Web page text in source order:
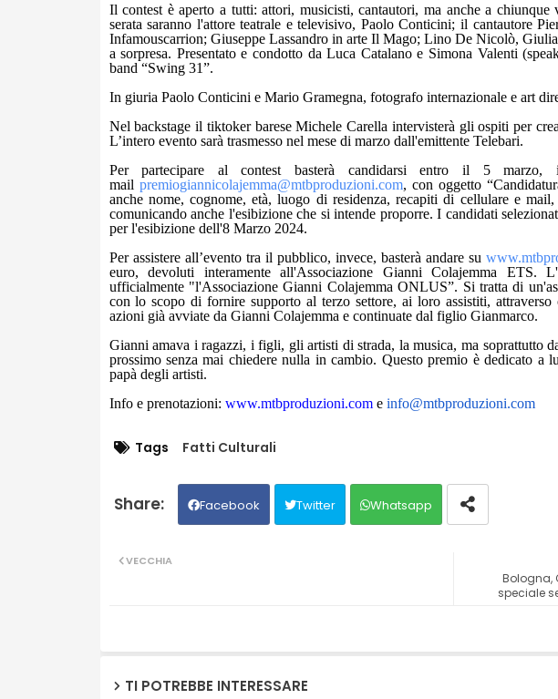
Il contest è aperto a tutti: attori, musicisti, cantautori, ma anche a
serata saranno l'attore teatrale e televisivo, Paolo Conticini; il cantautore
Infamouscarrion; Giuseppe Lassandro in arte Il Mago; Lino De Nicolò,
a sorpresa. Presentato e condotto da Luca Catalano e Simona Valenti
band “Swing 31”.
In giuria Paolo Conticini e Mario Gramegna, fotografo internazionale e art
Nel backstage il tiktoker barese Michele Carella intervisterà gli ospiti per
L’intero evento sarà trasmesso nel mese di marzo dall'emittente Telebari.
Per partecipare al contest basterà candidarsi entro il 5 marzo,
mail premiogiannicolajemma@mtbproduzioni.com, con oggetto
anche nome, cognome, età, luogo di residenza, recapiti di cellulare e
comunicando anche l'esibizione che si intende proporre. I candidati
per l'esibizione dell'8 Marzo 2024.
Per assistere all’evento tra il pubblico, invece, basterà andare su
euro, devoluti interamente all'Associazione Gianni Colajemma ETS.
ufficialmente "l'Associazione Gianni Colajemma ONLUS”. Si tratta di
con lo scopo di fornire supporto al terzo settore, ai loro assistiti,
azioni già avviate da Gianni Colajemma e continuate dal figlio Gianmarco.
Gianni amava i ragazzi, i figli, gli artisti di strada, la musica, ma soprattutto
prossimo senza mai chiedere nulla in cambio. Questo premio è dedicato a
papà degli artisti.
Info e prenotazioni: www.mtbproduzioni.come info@mtbproduzioni.com
Tags Fatti Culturali
Facebook Twitter Whatsapp
Bologna,
speciale
VECCHIA
TI POTREBBE INTERESSARE